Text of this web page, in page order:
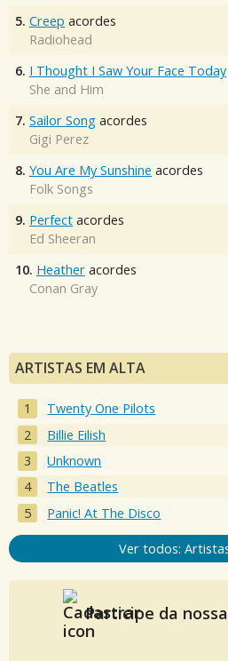
5. Creep acordes
Radiohead
6. I Thought I Saw Your Face Today
She and Him
7. Sailor Song acordes
Gigi Perez
8. You Are My Sunshine acordes
Folk Songs
9. Perfect acordes
Ed Sheeran
10. Heather acordes
Conan Gray
ARTISTAS EM ALTA
Twenty One Pilots
Billie Eilish
Unknown
The Beatles
Panic! At The Disco
Ver todos:
Participe da